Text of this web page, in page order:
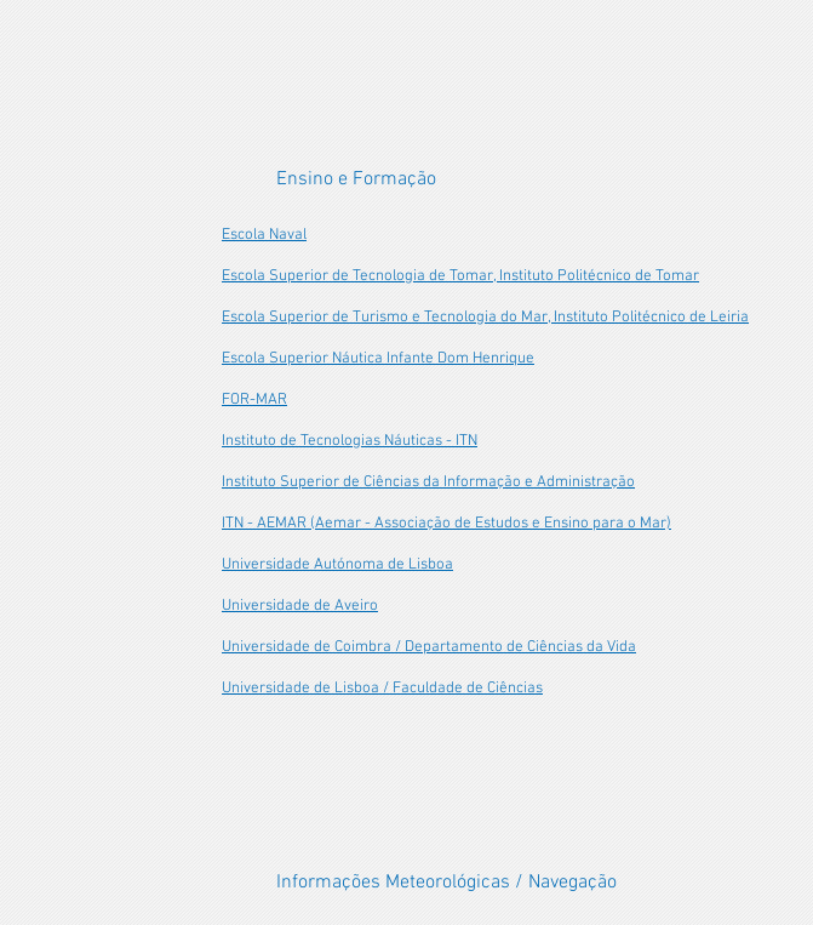
Ensino e Formação
Escola Naval
Escola Superior de Tecnologia de Tomar, Instituto Politécnico de Tomar
Escola Superior de Turismo e Tecnologia do Mar, Instituto Politécnico de Leiria
Escola Superior Náutica Infante Dom Henrique
FOR-MAR
Instituto de Tecnologias Náuticas - ITN
Instituto Superior de Ciências da Informação e Administração
ITN - AEMAR (Aemar - Associação de Estudos e Ensino para o Mar)
Universidade Autónoma de Lisboa
Universidade de Aveiro
Universidade de Coimbra / Departamento de Ciências da Vida
Universidade de Lisboa / Faculdade de Ciências
Informações Meteorológicas / Navegação